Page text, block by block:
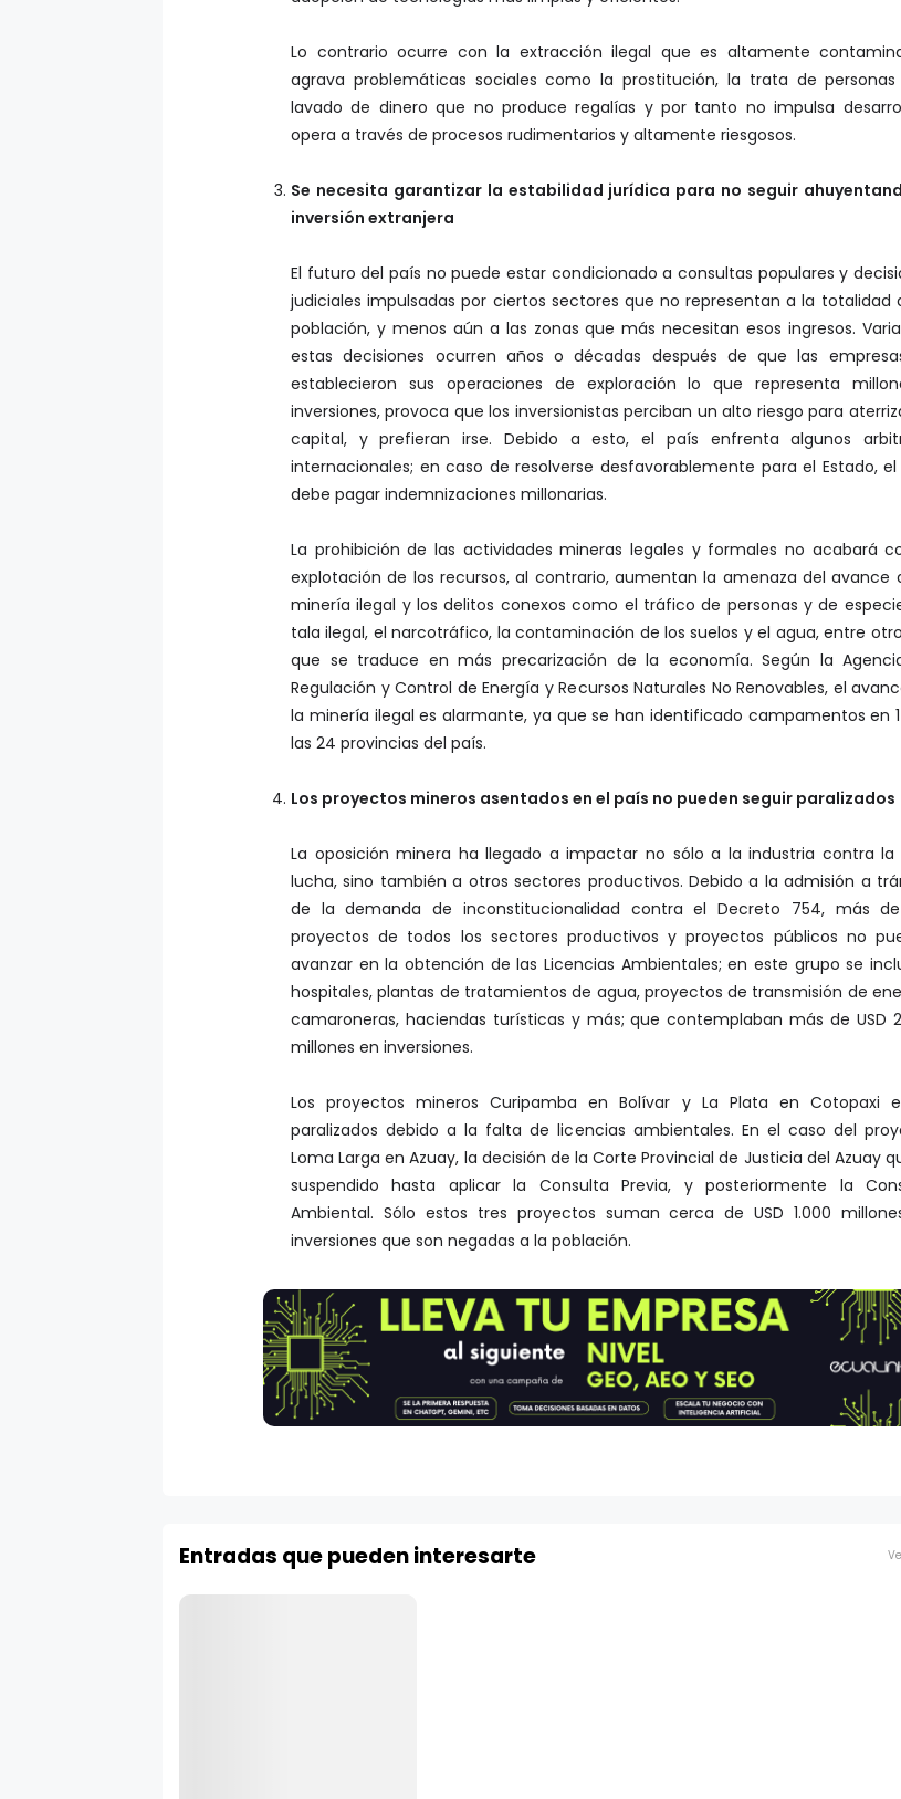
Lo contrario ocurre con la extracción ilegal que es altamente
agrava problemáticas sociales como la prostitución, la trata de
lavado de dinero que no produce regalías y por tanto no impulsa
opera a través de procesos rudimentarios y altamente riesgosos.
Se necesita garantizar la estabilidad jurídica para no seguir
inversión extranjera
El futuro del país no puede estar condicionado a consultas populares y
judiciales impulsadas por ciertos sectores que no representan a la totalidad
población, y menos aún a las zonas que más necesitan esos ingresos.
estas decisiones ocurren años o décadas después de que las
establecieron sus operaciones de exploración lo que representa
inversiones, provoca que los inversionistas perciban un alto riesgo para
capital, y prefieran irse. Debido a esto, el país enfrenta algunos
internacionales; en caso de resolverse desfavorablemente para el Estado, el
debe pagar indemnizaciones millonarias.
La prohibición de las actividades mineras legales y formales no acabará
explotación de los recursos, al contrario, aumentan la amenaza del avance
minería ilegal y los delitos conexos como el tráfico de personas y de
tala ilegal, el narcotráfico, la contaminación de los suelos y el agua, entre
que se traduce en más precarización de la economía. Según la
Regulación y Control de Energía y Recursos Naturales No Renovables, el
la minería ilegal es alarmante, ya que se han identificado campamentos en
las 24 provincias del país.
Los proyectos mineros asentados en el país no pueden seguir paralizados
La oposición minera ha llegado a impactar no sólo a la industria contra la
lucha, sino también a otros sectores productivos. Debido a la admisión a
de la demanda de inconstitucionalidad contra el Decreto 754, más de
proyectos de todos los sectores productivos y proyectos públicos no
avanzar en la obtención de las Licencias Ambientales; en este grupo se
hospitales, plantas de tratamientos de agua, proyectos de transmisión de
camaroneras, haciendas turísticas y más; que contemplaban más de USD
millones en inversiones.
Los proyectos mineros Curipamba en Bolívar y La Plata en Cotopaxi
paralizados debido a la falta de licencias ambientales. En el caso del
Loma Larga en Azuay, la decisión de la Corte Provincial de Justicia del Azuay
suspendido hasta aplicar la Consulta Previa, y posteriormente la
Ambiental. Sólo estos tres proyectos suman cerca de USD 1.000
inversiones que son negadas a la población.
Entradas que pueden interesarte